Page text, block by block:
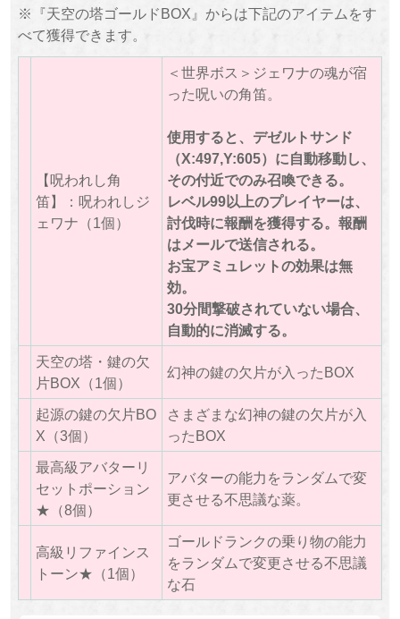
※『天空の塔ゴールドBOX』からは下記のアイテムをす
べて獲得できます。
【呪われし角
笛】：呪われしジ
ェワナ（1個）
＜世界ボス＞ジェワナの魂が宿
った呪いの角笛。
使用すると、デゼルトサンド
（X:497,Y:605）に自動移動し、
その付近でのみ召喚できる。
レベル99以上のプレイヤーは、
討伐時に報酬を獲得する。報酬
はメールで送信される。
お宝アミュレットの効果は無
効。
30分間撃破されていない場合、
自動的に消滅する。
天空の塔・鍵の欠
片BOX（1個）
幻神の鍵の欠片が入ったBOX
起源の鍵の欠片BO
X（3個）
さまざまな幻神の鍵の欠片が入
ったBOX
最高級アバターリ
セットポーション
★（8個）
アバターの能力をランダムで変
更させる不思議な薬。
高級リファインス
トーン★（1個）
ゴールドランクの乗り物の能力
をランダムで変更させる不思議
な石